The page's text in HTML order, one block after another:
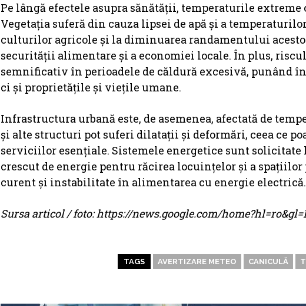
Pe lângă efectele asupra sănătății, temperaturile
Vegetația suferă din cauza lipsei de apă și a
culturilor agricole și la diminuarea randamentului
securității alimentare și a economiei locale. În plus,
semnificativ în perioadele de căldură excesivă, punând
ci și proprietățile și viețile umane.
Infrastructura urbană este, de asemenea, afectată de
și alte structuri pot suferi dilatații și deformări, ceea ce
serviciilor esențiale. Sistemele energetice sunt
crescut de energie pentru răcirea locuințelor și a spațiilor
curent și instabilitate în alimentarea cu energie electrică.
Sursa articol / foto: https://news.google.com/
TAGS AVERTIZARE METEO CANICULĂ